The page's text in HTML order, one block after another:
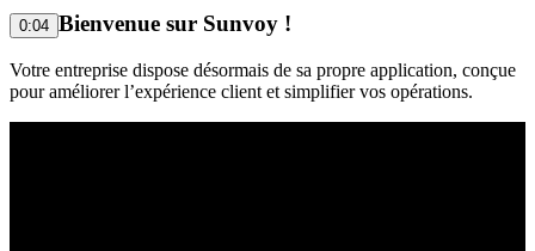
0:04 Bienvenue sur Sunvoy !
Votre entreprise dispose désormais de sa propre application, conçue
pour améliorer l’expérience client et simplifier vos opérations.